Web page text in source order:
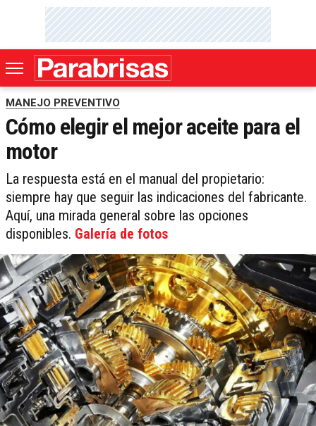
MANEJO PREVENTIVO
Cómo elegir el mejor aceite para el
motor
La respuesta está en el manual del propietario:
siempre hay que seguir las indicaciones del fabricante.
Aquí, una mirada general sobre las opciones
disponibles. Galería de fotos